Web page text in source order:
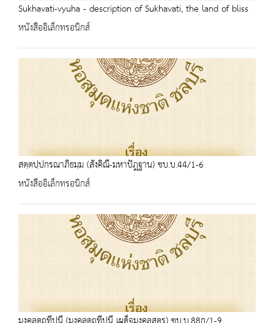
Sukhavati-vyuha - description of Sukhavati, the land of bliss
หนังสืออิเล็กทรอนิกส์
สตฺตปฺปกรณาภิธมฺม (สังคิณี-มหาปัฎฐาน) ชบ.บ.44/1-6
หนังสืออิเล็กทรอนิกส์